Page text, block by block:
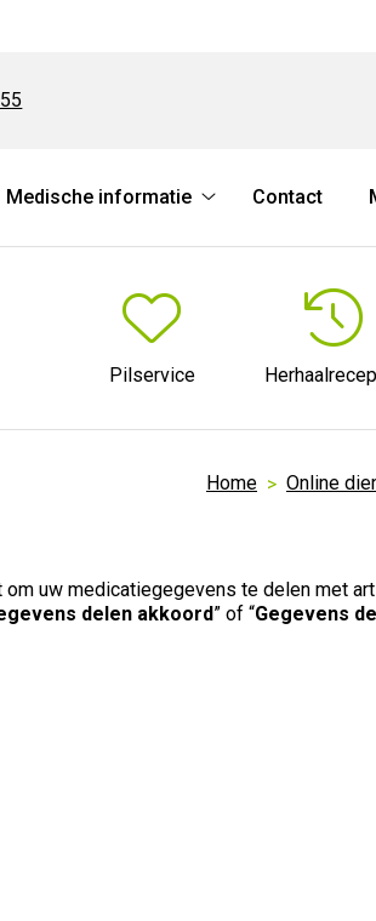
Medische informatie
informatie
Contact
Pilservice
Home Online
uw medicatiegegevens te delen met
delen akkoord” of “Gegevens